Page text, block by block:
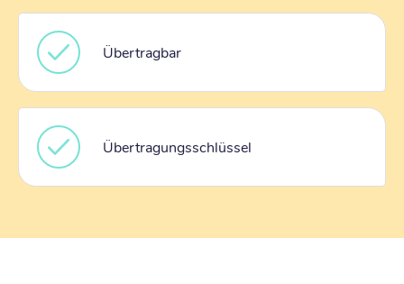
Übertragbar
Übertragungsschlüssel